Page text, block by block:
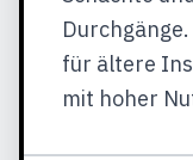
für ältere
mit hoher